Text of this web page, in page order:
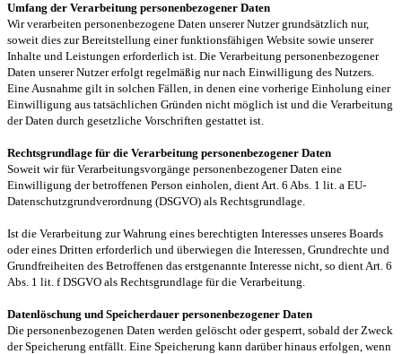
Umfang der Verarbeitung personenbezogener Daten
Wir verarbeiten personenbezogene Daten unserer Nutzer grundsätzlich nur,
soweit dies zur Bereitstellung einer funktionsfähigen Website sowie unserer
Inhalte und Leistungen erforderlich ist. Die Verarbeitung personenbezogener
Daten unserer Nutzer erfolgt regelmäßig nur nach Einwilligung des Nutzers.
Eine Ausnahme gilt in solchen Fällen, in denen eine vorherige Einholung einer
Einwilligung aus tatsächlichen Gründen nicht möglich ist und die Verarbeitung
der Daten durch gesetzliche Vorschriften gestattet ist.
Rechtsgrundlage für die Verarbeitung personenbezogener Daten
Soweit wir für Verarbeitungsvorgänge personenbezogener Daten eine
Einwilligung der betroffenen Person einholen, dient Art. 6 Abs. 1 lit. a EU-
Datenschutzgrundverordnung (DSGVO) als Rechtsgrundlage.
Ist die Verarbeitung zur Wahrung eines berechtigten Interesses unseres Boards
oder eines Dritten erforderlich und überwiegen die Interessen, Grundrechte und
Grundfreiheiten des Betroffenen das erstgenannte Interesse nicht, so dient Art. 6
Abs. 1 lit. f DSGVO als Rechtsgrundlage für die Verarbeitung.
Datenlöschung und Speicherdauer personenbezogener Daten
Die personenbezogenen Daten werden gelöscht oder gesperrt, sobald der Zweck
der Speicherung entfällt. Eine Speicherung kann darüber hinaus erfolgen, wenn